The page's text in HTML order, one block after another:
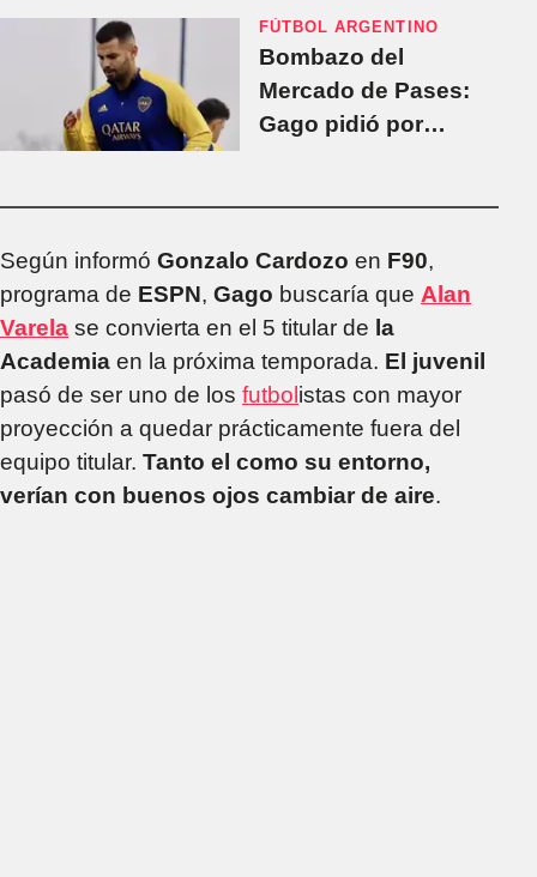
FÚTBOL ARGENTINO
Bombazo del
Mercado de Pases:
Gago pidió por
Según informó Gonzalo Cardozo en F90,
programa de ESPN, Gago buscaría que Alan
Varela se convierta en el 5 titular de la
Academia en la próxima temporada. El juvenil
pasó de ser uno de los futbol istas con mayor
proyección a quedar prácticamente fuera del
equipo titular. Tanto el como su entorno,
verían con buenos ojos cambiar de aire.